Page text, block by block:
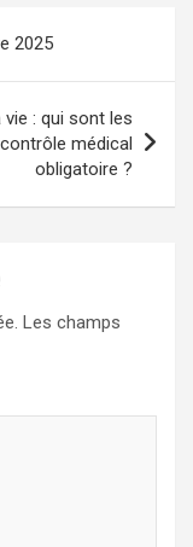
2025
: qui sont les
médical
obligatoire ?
Les champs